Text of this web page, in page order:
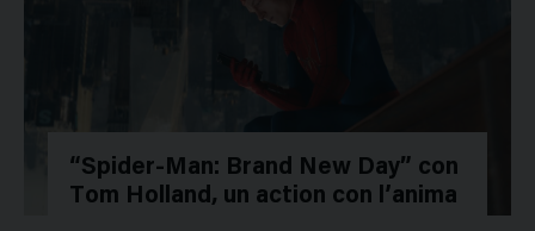
“Spider-Man: Brand New Day” con
Tom Holland, un action con l’anima